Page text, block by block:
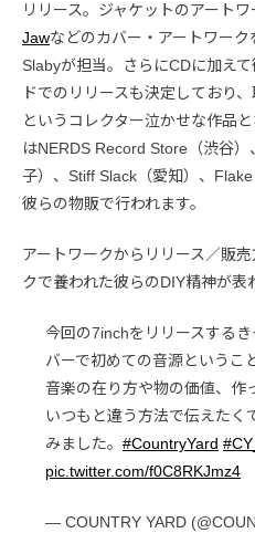
リリース。ジャケットのアート
Jawなどのカバー・アートワー
Slabyが担当。さらにCDに加え
ドでのリリースも決定しており
というコレクター泣かせな作品
はNERDS Record Store（渋谷
子）、Stiff Slack（愛知）、
彼らの物販で行われます。
アートワークからリリース／販
クで養われた彼らのDIY精神が表
今回の7inchをリリースする
バーで初めての音源というこ
音楽の在り方や物の価値、作
いつもと違う方法で伝えたく
みました。 #CountryYard
pic.twitter.com/f0C8RKJmz4
— COUNTRY YARD